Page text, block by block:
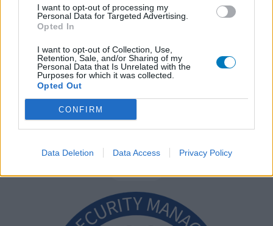
I want to opt-out of processing my
Personal Data for Targeted Advertising.
Opted In
I want to opt-out of Collection, Use,
Retention, Sale, and/or Sharing of my
Personal Data that Is Unrelated with the
Purposes for which it was collected.
Opted Out
CONFIRM
Data Deletion Data Access Privacy Policy